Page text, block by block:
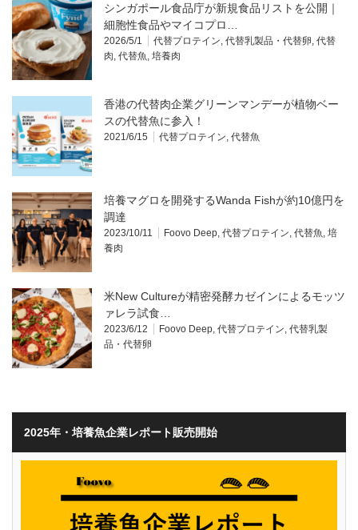
シンガポール食品庁が新規食品リストを公開｜
細胞性食品やマイコプロ…
2026/5/1 代替プロテイン, 代替乳製品・代替卵, 代替
肉, 代替魚, 培養肉
香港の代替肉企業グリーンマンデーが植物ベー
スの代替魚に参入！
2021/6/15 代替プロテイン, 代替魚
培養マグロを開発するWanda Fishが約10億円を
調達
2023/10/11 Foovo Deep, 代替プロテイン, 代替魚, 培
養肉
米New Cultureが精密発酵カゼインによるモッツ
ァレラ試食…
2023/6/12 Foovo Deep, 代替プロテイン, 代替乳製
品・代替卵
2025年・培養魚企業レポート販売開始